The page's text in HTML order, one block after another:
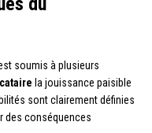
soumis à plusieurs
la jouissance paisible
sont clairement définies
des conséquences